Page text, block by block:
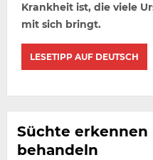
Krankheit ist, die viele
mit sich bringt.
LESETIPP AUF DEUTSCH
Süchte erkennen
behandeln